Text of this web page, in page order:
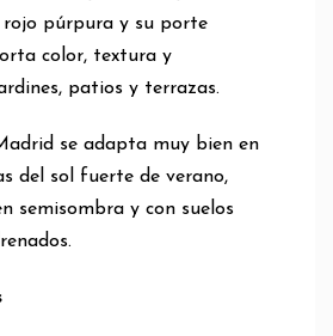
púrpura y su porte
color, textura y
patios y terrazas.
se adapta muy bien en
del sol fuerte de verano,
semisombra y con suelos